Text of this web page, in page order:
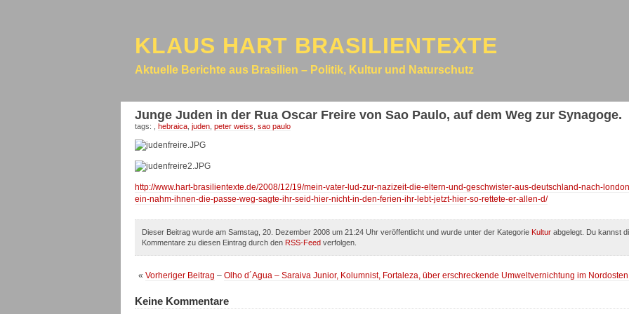
KLAUS HART BRASILIENTEXTE
Aktuelle Berichte aus Brasilien – Politik, Kultur und Naturschutz
Junge Juden in der Rua Oscar Freire von Sao Paulo, auf dem Weg zur Synagoge.
tags: hebraica juden peter weiss sao paulo
http://www.hart-brasilientexte.de/2008/12/19/mein-vater-lud-zur-nazizeit-die-eltern-und-geschwister-aus-deutschland-nach-
ein-nahm-ihnen-die-passe-weg-sagte-ihr-seid-hier-nicht-in-den-ferien-ihr-lebt-jetzt-hier-so-rettete-er-allen-d/
Dieser Beitrag wurde am Samstag, 20. Dezember 2008 um 21:24 Uhr veröffentlicht und wurde unter der Kategorie Kultur abgelegt. Du kannst
Kommentare zu diesen Eintrag durch den RSS-Feed verfolgen.
« Vorheriger Beitrag – Olho d´Agua – Saraiva Junior, Kolumnist, Fortaleza, über erschreckende Umweltvernichtung im
Keine Kommentare